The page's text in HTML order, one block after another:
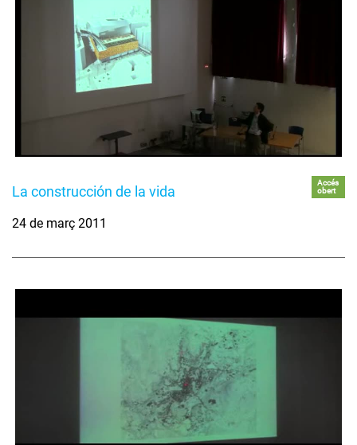
La construcción de la vida
Accés
obert
24 de març 2011